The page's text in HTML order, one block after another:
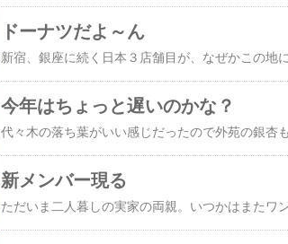
ドーナツだよ～ん
今年はちょっと遅いのかな？
新メンバー現る